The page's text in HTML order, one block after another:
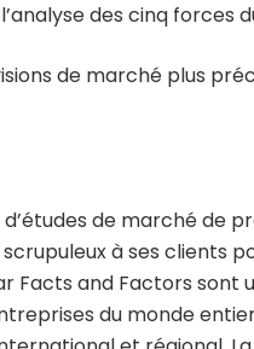
des cinq forces
de marché plus
de marché de
à ses clients
Facts and Factors sont
du monde